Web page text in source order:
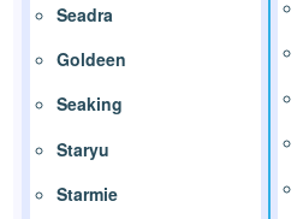
Seadra
Goldeen
Seaking
Staryu
Starmie